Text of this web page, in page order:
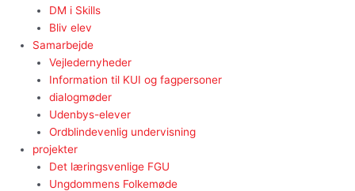
DM i Skills
Bliv elev
Samarbejde
Vejledernyheder
Information til KUI og fagpersoner
dialogmøder
Udenbys-elever
Ordblindevenlig undervisning
projekter
Det læringsvenlige FGU
Ungdommens Folkemøde